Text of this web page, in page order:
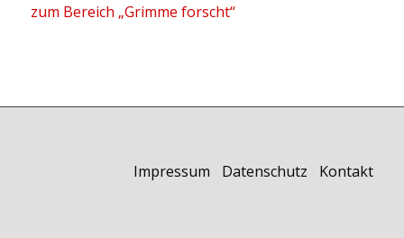
zum Bereich „Grimme forscht“
Impressum Datenschutz Kontakt